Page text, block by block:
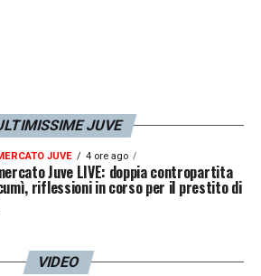
JUVE
JUVE 4 ore ago
Juve LIVE: doppia contropartita
riflessioni in corso per il prestito di
VIDEO